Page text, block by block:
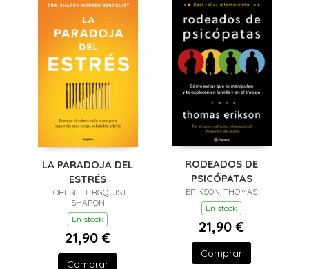
LA PARADOJA DEL
ESTRÉS
HORESH BERGQUIST,
SHARON
En stock
21,90 €
Comprar
RODEADOS DE
PSICÓPATAS
ERIKSON, THOMAS
En stock
21,90 €
Comprar